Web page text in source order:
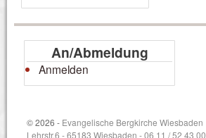
An/Abmeldung
Anmelden
© 2026 - Evangelische Bergkirche Wiesbaden
Lehrstr.6 - 65183 Wiesbaden - 06 11 / 52 43 00